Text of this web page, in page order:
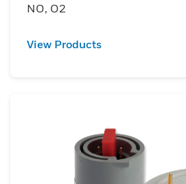
NO, O2
View Products